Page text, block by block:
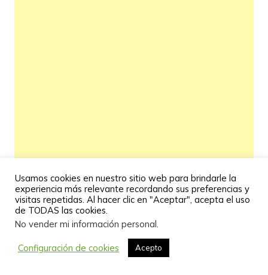
Usamos cookies en nuestro sitio web para brindarle la
experiencia más relevante recordando sus preferencias y
visitas repetidas. Al hacer clic en "Aceptar", acepta el uso
de TODAS las cookies.
No vender mi información personal.
Configuración de cookies Acepto